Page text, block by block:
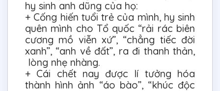
hy sinh anh dũng của họ:
+ Cống hiến tuổi trẻ của mình, hy sinh
quên mình cho Tổ quốc “rải rác biên
cương mồ viễn xứ”, “chẳng tiếc đời
xanh”, “anh về đất”, ra đi thanh thản,
lòng nhẹ nhàng.
+ Cái chết nay được lí tưởng hóa
thành hình ảnh “áo bào”, “khúc độc